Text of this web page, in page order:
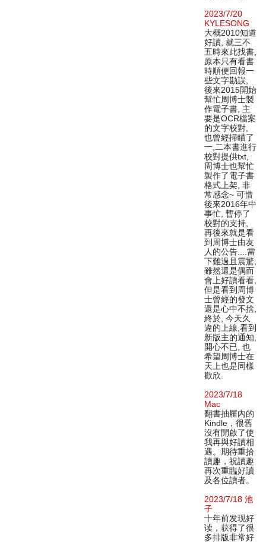
2023/7/20
KYLESONG
大概2010知道
好讀, 就三不
五時來此找書,
原本只有看書
時順便回報一
些文字勘誤,
後來2015開始
幫忙周博士製
作電子書, 主
要是OCR檔案
的文字校對,
也曾經掃瞄了
一,二本書進行
校對提供txt,
周博士也幫忙
製作了電子書
格式上架, 非
常感念~ 可惜
後來2016年中
事忙, 暫停了
校對的支持,
再後來就是看
到周博士由友
人的公告....當
下難過且震驚,
雖然還是偶而
會上好讀看看,
但是看到周博
士曾經的發文
還是心中不捨,
終於, 今天久
違的上線,看到
新版主的通知,
開心不已, 也
希望周博士在
天上也是同樣
歡欣.
2023/7/18
Mac
翻書抽屜內的
Kindle，很舊
沒有開啟了使
我再與好讀相
遇。期待重拾
讀趣，祝讀趣
再次重臨好讀
及各位讀者。
2023/7/18 池
子
十年前发现好
读，获得了很
多排版非常好